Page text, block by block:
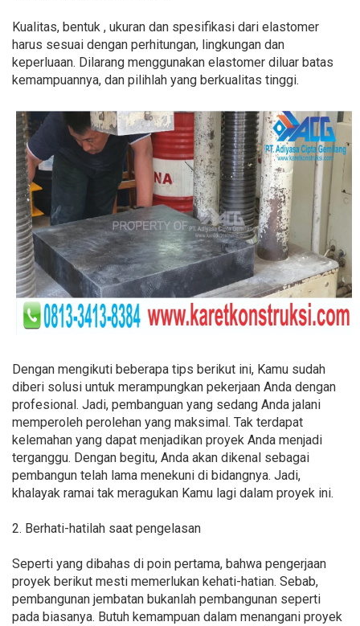
Kualitas, bentuk , ukuran dan spesifikasi dari elastomer
harus sesuai dengan perhitungan, lingkungan dan
keperluaan. Dilarang menggunakan elastomer diluar batas
kemampuannya, dan pilihlah yang berkualitas tinggi.
Dengan mengikuti beberapa tips berikut ini, Kamu sudah
diberi solusi untuk merampungkan pekerjaan Anda dengan
profesional. Jadi, pembanguan yang sedang Anda jalani
memperoleh perolehan yang maksimal. Tak terdapat
kelemahan yang dapat menjadikan proyek Anda menjadi
terganggu. Dengan begitu, Anda akan dikenal sebagai
pembangun telah lama menekuni di bidangnya. Jadi,
khalayak ramai tak meragukan Kamu lagi dalam proyek ini.
2. Berhati-hatilah saat pengelasan
Seperti yang dibahas di poin pertama, bahwa pengerjaan
proyek berikut mesti memerlukan kehati-hatian. Sebab,
pembangunan jembatan bukanlah pembangunan seperti
pada biasanya. Butuh kemampuan dalam menangani proyek